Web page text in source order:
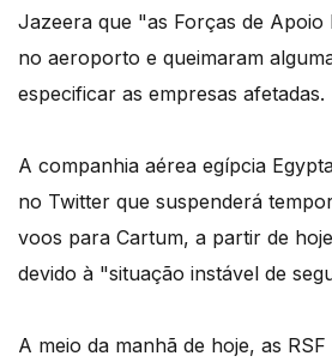
Jazeera que "as Forças de Apoio
no aeroporto e queimaram
especificar as empresas afetadas.
A companhia aérea egípcia
no Twitter que suspenderá
voos para Cartum, a partir de
devido à "situação instável de
A meio da manhã de hoje, as